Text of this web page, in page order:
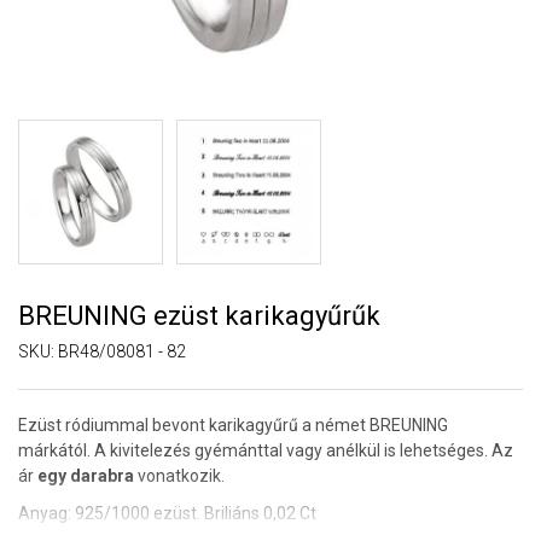
BREUNING ezüst karikagyűrűk
SKU: BR48/08081 - 82
Ezüst ródiummal bevont karikagyűrű a német BREUNING
márkától. A kivitelezés gyémánttal vagy anélkül is lehetséges. Az
ár egy darabra vonatkozik.
Anyag: 925/1000 ezüst. Briliáns 0,02 Ct